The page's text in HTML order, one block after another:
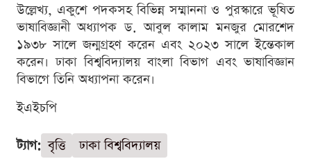
উল্লেখ্য, একুশে পদকসহ বিভিন্ন সম্মাননা ও পুরস্কারে ভূষিত
ভাষাবিজ্ঞানী অধ্যাপক ড. আবুল কালাম মনজুর মোরশেদ
১৯৩৮ সালে জন্মগ্রহণ করেন এবং ২০২৩ সালে ইন্তেকাল
করেন। ঢাকা বিশ্ববিদ্যালয় বাংলা বিভাগ এবং ভাষাবিজ্ঞান
বিভাগে তিনি অধ্যাপনা করেন।
ইএইচপি
ট্যাগ: বৃত্তি ঢাকা বিশ্ববিদ্যালয়